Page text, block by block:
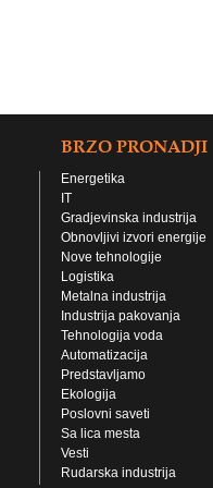
BRZO PRONADJI
Energetika
IT
Gradjevinska industrija
Obnovljivi izvori energije
Nove tehnologije
Logistika
Metalna industrija
Industrija pakovanja
Tehnologija voda
Automatizacija
Predstavljamo
Ekologija
Poslovni saveti
Sa lica mesta
Vesti
Rudarska industrija